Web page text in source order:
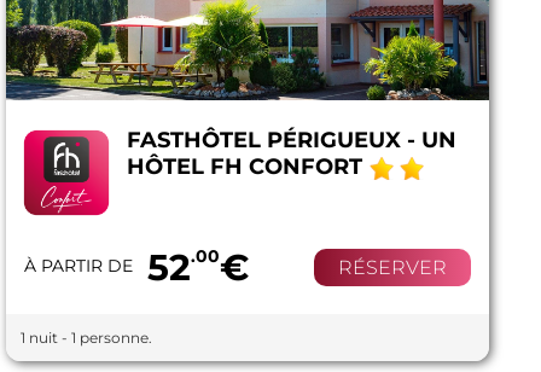
FASTHÔTEL PÉRIGUEUX - UN
HÔTEL FH CONFORT
À PARTIR DE 52.00€ RÉSERVER
1 nuit - 1 personne.